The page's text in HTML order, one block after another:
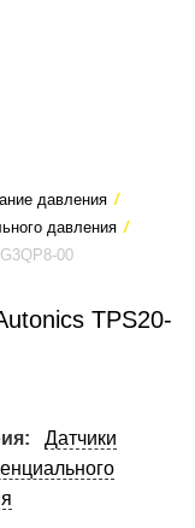
давления /
давления /
00
TPS20-
Датчики